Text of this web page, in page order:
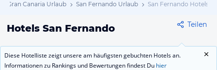
Gran Canaria Urlaub San Fernando Urlaub San Fernando Hotels
Hotels San Fernando Teilen
Diese Hotelliste zeigt unsere am häufigsten gebuchten Hotels an.
Informationen zu Rankings und Bewertungen findest Du hier